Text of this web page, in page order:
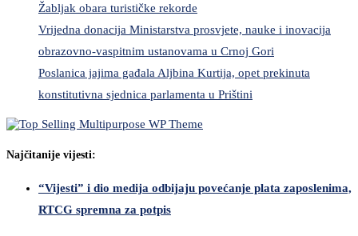
Žabljak obara turističke rekorde
Vrijedna donacija Ministarstva prosvjete, nauke i inovacija
obrazovno-vaspitnim ustanovama u Crnoj Gori
Poslanica jajima gađala Aljbina Kurtija, opet prekinuta
konstitutivna sjednica parlamenta u Prištini
Najčitanije vijesti:
“Vijesti” i dio medija odbijaju povećanje plata zaposlenima,
RTCG spremna za potpis